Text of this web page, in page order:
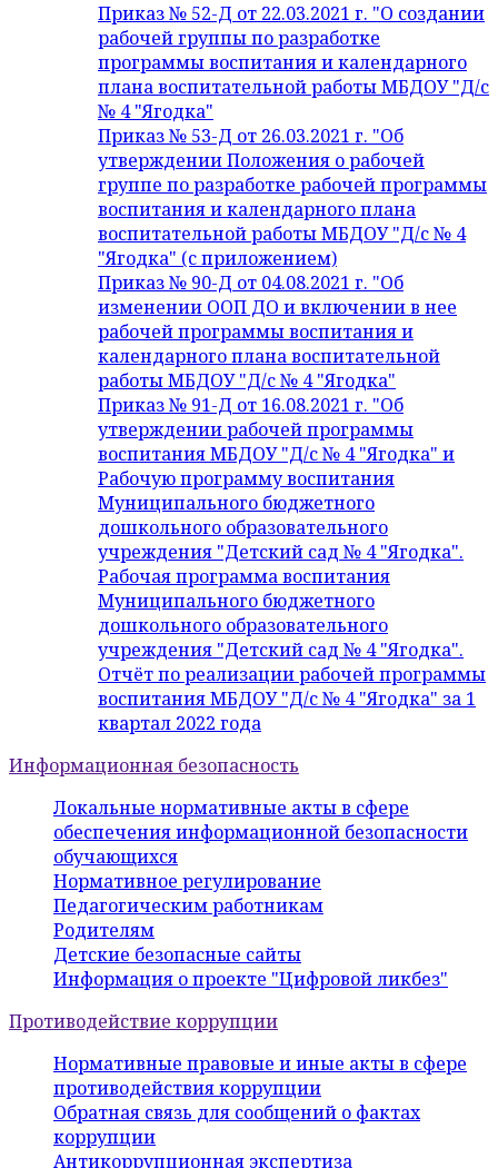
Приказ № 52-Д от 22.03.2021 г. "О создании
рабочей группы по разработке
программы воспитания и календарного
плана воспитательной работы МБДОУ "Д/с
№ 4 "Ягодка"
Приказ № 53-Д от 26.03.2021 г. "Об
утверждении Положения о рабочей
группе по разработке рабочей программы
воспитания и календарного плана
воспитательной работы МБДОУ "Д/с № 4
"Ягодка" (с приложением)
Приказ № 90-Д от 04.08.2021 г. "Об
изменении ООП ДО и включении в нее
рабочей программы воспитания и
календарного плана воспитательной
работы МБДОУ "Д/с № 4 "Ягодка"
Приказ № 91-Д от 16.08.2021 г. "Об
утверждении рабочей программы
воспитания МБДОУ "Д/с № 4 "Ягодка" и
Рабочую программу воспитания
Муниципального бюджетного
дошкольного образовательного
учреждения "Детский сад № 4 "Ягодка".
Рабочая программа воспитания
Муниципального бюджетного
дошкольного образовательного
учреждения "Детский сад № 4 "Ягодка".
Отчёт по реализации рабочей программы
воспитания МБДОУ "Д/с № 4 "Ягодка" за 1
квартал 2022 года
Информационная безопасность
Локальные нормативные акты в сфере
обеспечения информационной безопасности
обучающихся
Нормативное регулирование
Педагогическим работникам
Родителям
Детские безопасные сайты
Информация о проекте "Цифровой ликбез"
Противодействие коррупции
Нормативные правовые и иные акты в сфере
противодействия коррупции
Обратная связь для сообщений о фактах
коррупции
Антикоррупционная экспертиза